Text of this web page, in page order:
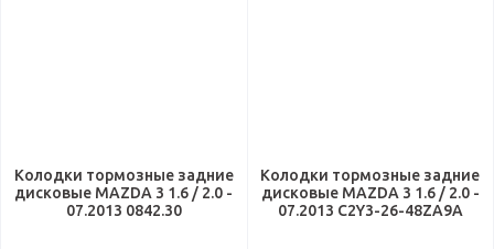
Колодки тормозные задние
дисковые MAZDA 3 1.6 / 2.0 -
07.2013 0842.30
Колодки тормозные задние
дисковые MAZDA 3 1.6 / 2.0 -
07.2013 C2Y3-26-48ZA9A